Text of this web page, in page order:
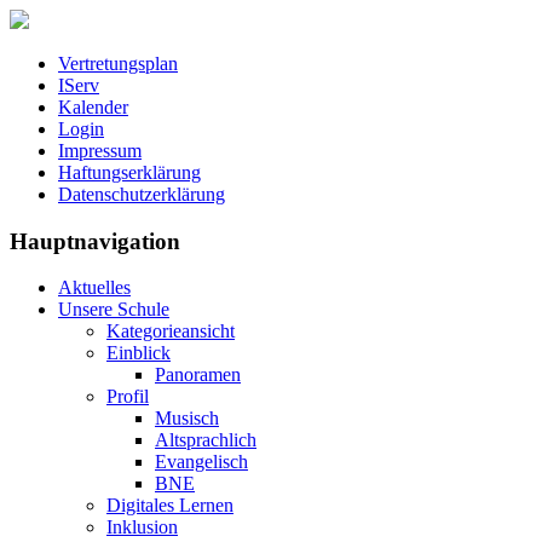
Vertretungsplan
IServ
Kalender
Login
Impressum
Haftungserklärung
Datenschutzerklärung
Hauptnavigation
Aktuelles
Unsere Schule
Kategorieansicht
Einblick
Panoramen
Profil
Musisch
Altsprachlich
Evangelisch
BNE
Digitales Lernen
Inklusion